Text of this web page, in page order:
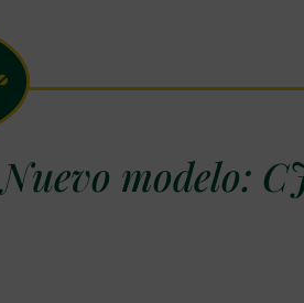
Nuevo modelo: